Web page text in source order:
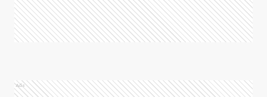
Ads